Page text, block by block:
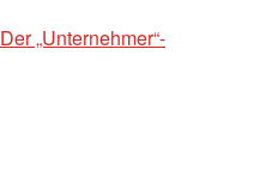
Der „Unternehmer“-